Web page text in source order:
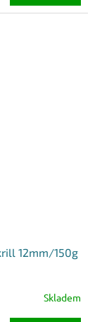
12mm/150g
Skladem